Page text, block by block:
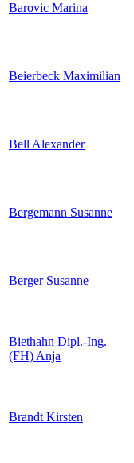
Barovic Marina
Beierbeck Maximilian
Bell Alexander
Bergemann Susanne
Berger Susanne
Biethahn Dipl.-Ing.
(FH) Anja
Brandt Kirsten